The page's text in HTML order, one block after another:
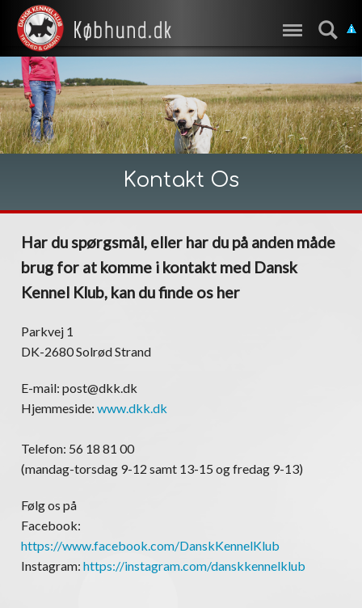
Kontakt Os
Har du spørgsmål, eller har du på anden måde
brug for at komme i kontakt med Dansk
Kennel Klub, kan du finde os her
Parkvej 1
DK-2680 Solrød Strand
E-mail: post@dkk.dk
Hjemmeside: www.dkk.dk
Telefon: 56 18 81 00
(mandag-torsdag 9-12 samt 13-15 og fredag 9-13)
Følg os på
Facebook:
https://www.facebook.com/DanskKennelKlub
Instagram: https://instagram.com/danskkennelklub